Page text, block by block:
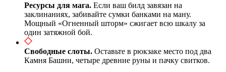
Ресурсы для мага. Если ваш билд завязан на
заклинаниях, забивайте сумки банками на ману.
Мощный «Огненный шторм» сжигает всю шкалу за
один затяжной бой.
Свободные слоты. Оставьте в рюкзаке место под два
Камня Башни, четыре древние руны и пачку свитков.